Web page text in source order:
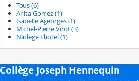
Tous (6)
Anita Gomez (1)
Isabelle Ageorges (1)
Michel-Pierre Virot (3)
Nadege Lhotel (1)
Collège Joseph Hennequin